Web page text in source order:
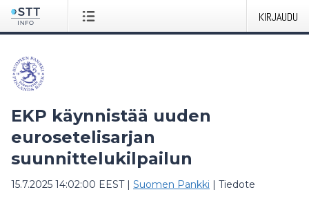
KIRJAUDU
EKP käynnistää uuden
eurosetelisarjan
suunnittelukilpailun
15.7.2025 14:02:00 EEST| Suomen Pankki | Tiedote